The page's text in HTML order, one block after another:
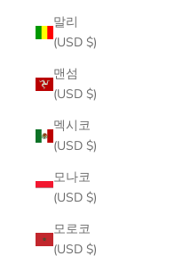
말리
(USD $)
맨섬
(USD $)
멕시코
(USD $)
모나코
(USD $)
모로코
(USD $)